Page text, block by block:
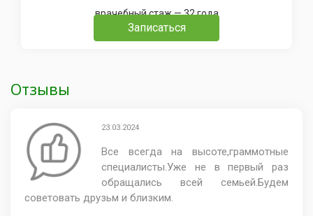
врачебный стаж — 32 года
Записаться
Отзывы
23.03.2024
Все всегда на высоте,граммотные
специалисты.Уже не в первый раз
обращались всей семьей.Будем
советовать друзьм и близким.